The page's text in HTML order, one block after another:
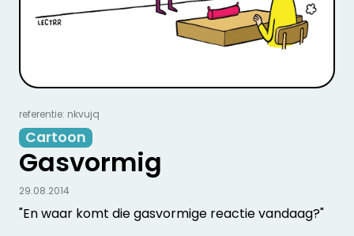
referentie: nkvujq
Cartoon
Gasvormig
"En waar komt die gasvormige reactie vandaag?"
29.08.2014